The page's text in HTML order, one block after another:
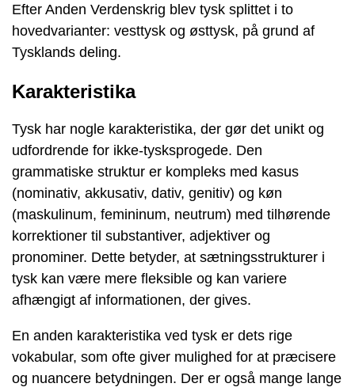
Efter Anden Verdenskrig blev tysk splittet i to
hovedvarianter: vesttysk og østtysk, på grund af
Tysklands deling.
Karakteristika
Tysk har nogle karakteristika, der gør det unikt og
udfordrende for ikke-tysksprogede. Den
grammatiske struktur er kompleks med kasus
(nominativ, akkusativ, dativ, genitiv) og køn
(maskulinum, femininum, neutrum) med tilhørende
korrektioner til substantiver, adjektiver og
pronominer. Dette betyder, at sætningsstrukturer i
tysk kan være mere fleksible og kan variere
afhængigt af informationen, der gives.
En anden karakteristika ved tysk er dets rige
vokabular, som ofte giver mulighed for at præcisere
og nuancere betydningen. Der er også mange lange